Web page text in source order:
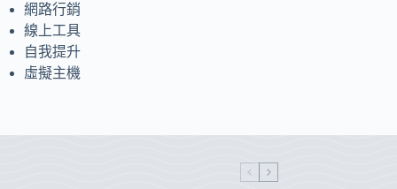
網路行銷
線上工具
自我提升
虛擬主機